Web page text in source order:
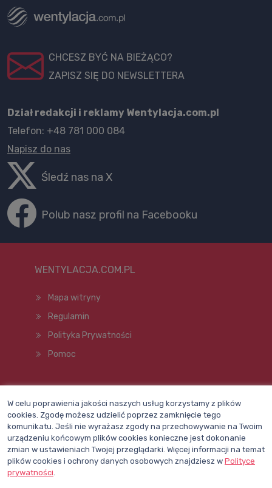
CHCESZ BYĆ NA BIEŻĄCO?
ZAPISZ SIĘ DO NEWSLETTERA
Dział redakcji i reklamy Wentylacja.com.pl
Telefon: +48 781 000 084
Napisz do nas
Śledź nas na X
Polub nasz profil na Facebooku
WENTYLACJA.COM.PL
Mapa witryny
Regulamin
Polityka Prywatności
Pomoc
W celu poprawienia jakości naszych usług korzystamy z plików
cookies. Zgodę możesz udzielić poprzez zamknięcie tego
komunikatu. Jeśli nie wyrażasz zgody na przechowywanie na Twoim
urządzeniu końcowym plików cookies konieczne jest dokonanie
zmian w ustawieniach Twojej przeglądarki. Więcej informacji na temat
plików cookies i ochrony danych osobowych znajdziesz w Polityce
prywatności.